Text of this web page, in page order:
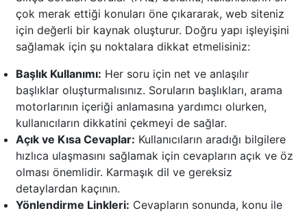
çok merak ettiği konuları öne çıkararak, web siteniz
için değerli bir kaynak oluşturur. Doğru yapı işleyişini
sağlamak için şu noktalara dikkat etmelisiniz:
Başlık Kullanımı: Her soru için net ve anlaşılır
başlıklar oluşturmalısınız. Soruların başlıkları, arama
motorlarının içeriği anlamasına yardımcı olurken,
kullanıcıların dikkatini çekmeyi de sağlar.
Açık ve Kısa Cevaplar: Kullanıcıların aradığı bilgilere
hızlıca ulaşmasını sağlamak için cevapların açık ve öz
olması önemlidir. Karmaşık dil ve gereksiz
detaylardan kaçının.
Yönlendirme Linkleri: Cevapların sonunda, konu ile